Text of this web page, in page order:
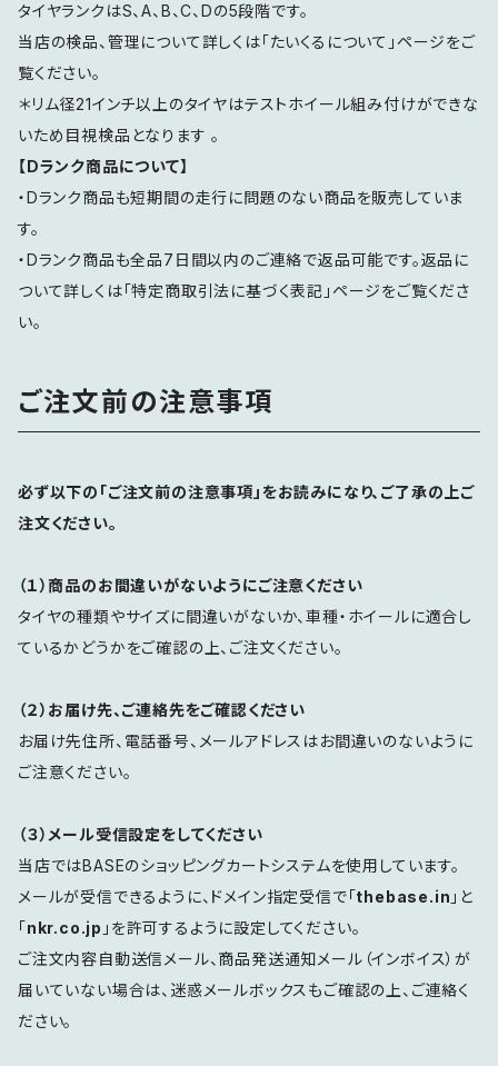
タイヤランクはS、A、B、C、Dの5段階です。
当店の検品、管理について詳しくは「たいくるについて」ページをご
覧ください。
＊リム径21インチ以上のタイヤはテストホイール組み付けができな
いため目視検品となります 。
【Dランク商品について】
・Dランク商品も短期間の走行に問題のない商品を販売していま
す。
・Dランク商品も全品7日間以内のご連絡で返品可能です。返品に
ついて詳しくは「特定商取引法に基づく表記」ページをご覧くださ
い。
ご注文前の注意事項
必ず以下の「ご注文前の注意事項」をお読みになり、ご了承の上ご
注文ください。
（１）商品のお間違いがないようにご注意ください
タイヤの種類やサイズに間違いがないか、車種・ホイールに適合し
ているかどうかをご確認の上、ご注文ください。
（２）お届け先、ご連絡先をご確認ください
お届け先住所、電話番号、メールアドレスはお間違いのないように
ご注意ください。
（３）メール受信設定をしてください
当店ではBASEのショッピングカートシステムを使用しています。
メールが受信できるように、ドメイン指定受信で「thebase.in 」と
「nkr.co.jp 」を許可するように設定してください。
ご注文内容自動送信メール、商品発送通知メール（インボイス）が
届いていない場合は、迷惑メールボックスもご確認の上、ご連絡く
ださい。